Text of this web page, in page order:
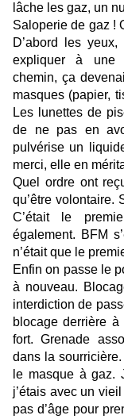
lâche les gaz, un
Saloperie de gaz !
D’abord les
expliquer à une
chemin, ça
masques (papier,
Les lunettes de
de ne pas en
pulvérise un
merci, elle en
Quel ordre ont
qu’être volontaire.
C’était le
également. BFM
n’était que le
Enfin on passe le
à nouveau.
interdiction de
blocage derrière
fort. Grenade
dans la sourricière.
le masque à gaz.
j’étais avec un
pas d’âge pour